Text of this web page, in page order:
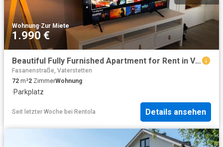
Wohnung·Zur Miete
1.990 €
Beautiful Fully Furnished Apartment for Rent in Vaterstetten
Fasanenstraße, Vaterstetten
72 m²2 ZimmerWohnung
·Parkplatz
Seit letzter Woche bei Rentola Details ansehen